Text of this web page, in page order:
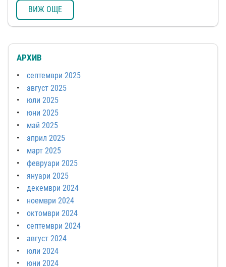
ВИЖ ОЩЕ
АРХИВ
септември 2025
август 2025
юли 2025
юни 2025
май 2025
април 2025
март 2025
февруари 2025
януари 2025
декември 2024
ноември 2024
октомври 2024
септември 2024
август 2024
юли 2024
юни 2024